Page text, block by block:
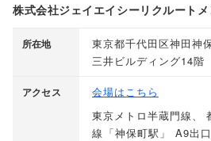
株式会社ジェイエイシーリクルート
所在地
東京都千代田区神田
三井ビルディング14階
アクセス
会場はこちら
東京メトロ半蔵門線
線 「神保町駅 」
A9出